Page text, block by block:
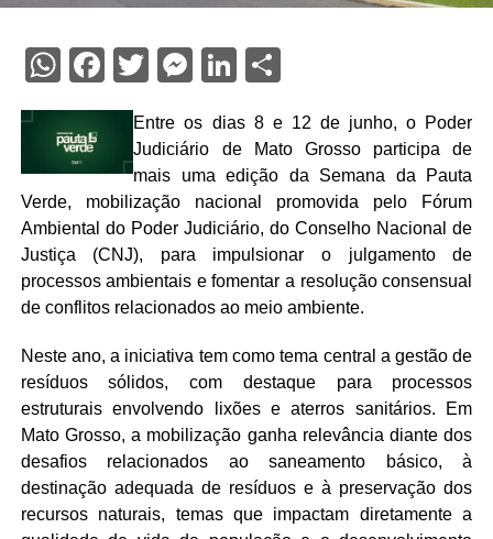
WhatsApp
Facebook
TwitterMessenger
LinkedIn
Entre os dias 8 e 12 de junho, o Poder
Judiciário de Mato Grosso participa de
mais uma edição da Semana da Pauta
Verde, mobilização nacional promovida pelo Fórum
Ambiental do Poder Judiciário, do Conselho Nacional de
Justiça (CNJ), para impulsionar o julgamento de
processos ambientais e fomentar a resolução consensual
de conflitos relacionados ao meio ambiente.
Neste ano, a iniciativa tem como tema central a gestão de
resíduos sólidos, com destaque para processos
estruturais envolvendo lixões e aterros sanitários. Em
Mato Grosso, a mobilização ganha relevância diante dos
desafios relacionados ao saneamento básico, à
destinação adequada de resíduos e à preservação dos
recursos naturais, temas que impactam diretamente a